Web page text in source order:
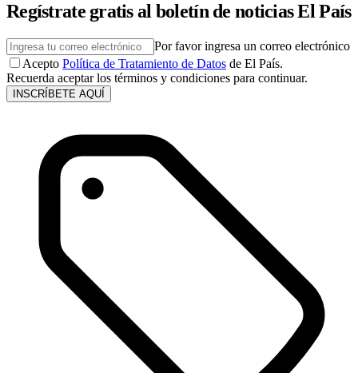
Regístrate gratis al boletín de noticias El País
Por favor ingresa un correo electrónico
Acepto Política de Tratamiento de Datos de El País.
Recuerda aceptar los términos y condiciones para continuar.
INSCRÍBETE AQUÍ